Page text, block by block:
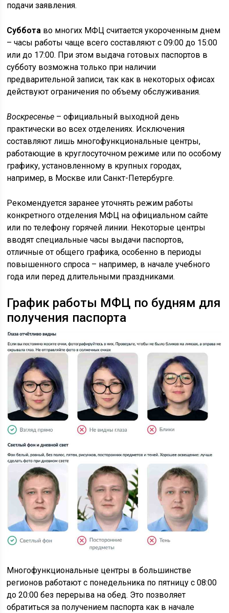
подачи заявления.
Суббота во многих МФЦ считается укороченным днем
– часы работы чаще всего составляют с 09:00 до 15:00
или до 17:00. При этом выдача готовых паспортов в
субботу возможна только при наличии
предварительной записи, так как в некоторых офисах
действуют ограничения по объему обслуживания.
Воскресенье – официальный выходной день
практически во всех отделениях. Исключения
составляют лишь многофункциональные центры,
работающие в круглосуточном режиме или по особому
графику, установленному в крупных городах,
например, в Москве или Санкт-Петербурге.
Рекомендуется заранее уточнять режим работы
конкретного отделения МФЦ на официальном сайте
или по телефону горячей линии. Некоторые центры
вводят специальные часы выдачи паспортов,
отличные от общего графика, особенно в периоды
повышенного спроса – например, в начале учебного
года или перед длительными праздниками.
График работы МФЦ по будням для
получения паспорта
Многофункциональные центры в большинстве
регионов работают с понедельника по пятницу с 08:00
до 20:00 без перерыва на обед. Это позволяет
обратиться за получением паспорта как в начале